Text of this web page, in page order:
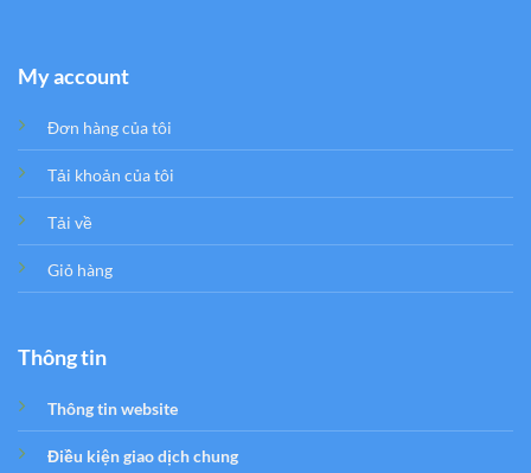
My account
Đơn hàng của tôi
Tải khoản của tôi
Tải về
Giỏ hàng
Thông tin
Thông tin website
Điều kiện giao dịch chung